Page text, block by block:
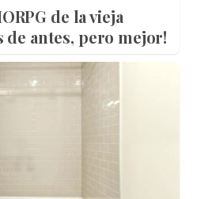
de la vieja
de antes, pero mejor!